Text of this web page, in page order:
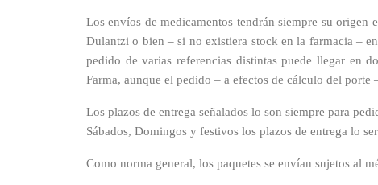
Los envíos de medicamentos tendrán siempre su
Dulantzi o bien – si no existiera stock en la farmacia –
pedido de varias referencias distintas puede llegar en
Farma, aunque el pedido – a efectos de cálculo del
Los plazos de entrega señalados lo son siempre para
Sábados, Domingos y festivos los plazos de entrega lo
Como norma general, los paquetes se envían sujetos al